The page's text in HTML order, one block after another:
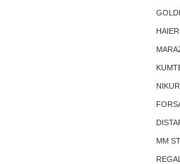
HAIER
MM
REGAL